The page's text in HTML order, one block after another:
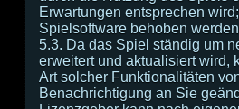
Erwartungen entsprechen
Spielsoftware behoben
5.3. Da das Spiel ständig um
erweitert und aktualisiert wird,
Art solcher Funktionalitäten
Benachrichtigung an Sie